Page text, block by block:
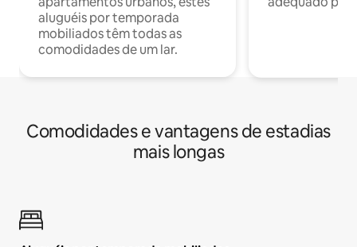
aluguéis por temporada
mobiliados têm todas as
comodidades de um lar.
Comodidades e vantagens de estadias
mais longas